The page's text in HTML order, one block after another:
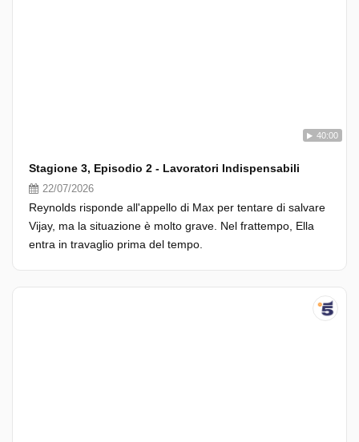
40:00
Stagione 3, Episodio 2 - Lavoratori Indispensabili
22/07/2026
Reynolds risponde all'appello di Max per tentare di salvare
Vijay, ma la situazione è molto grave. Nel frattempo, Ella
entra in travaglio prima del tempo.